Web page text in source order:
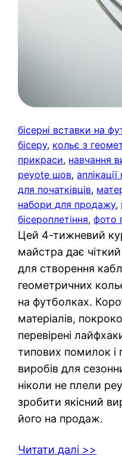
бісерні вставки на
бісеру, кольє з
прикраси, навчання
peyote шов,
для початківців,
набори для продажу,
бісероплетіння, фото
Цей 4-тижневий
майстра дає чіткий
для створення
геометричних
на футболках.
матеріалів,
перевірені
типових помилок і
виробів для
ніколи не плели
зробити якісний
його на продаж.
Читати далі >>